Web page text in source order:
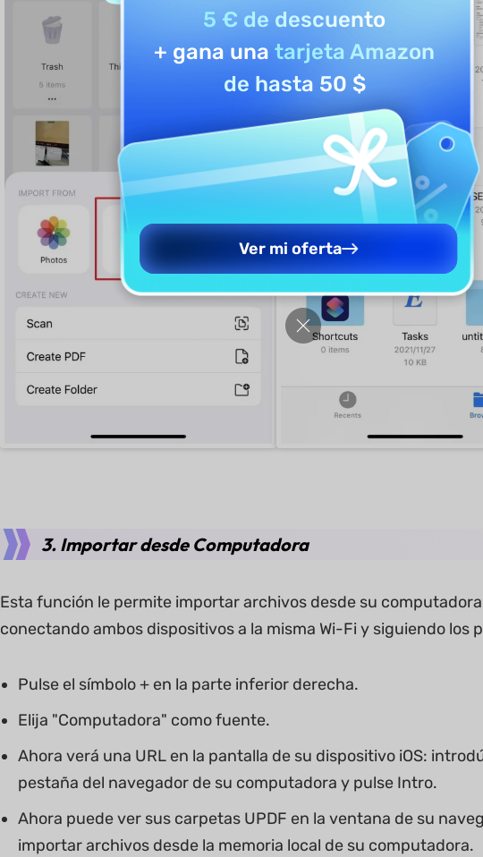
3. Importar desde Computadora
Esta función le permite importar archivos desde su
conectando ambos dispositivos a la misma Wi-Fi y siguiendo los
Pulse el símbolo + en la parte inferior derecha.
Elija "Computadora" como fuente.
Ahora verá una URL en la pantalla de su dispositivo iOS:
pestaña del navegador de su computadora y pulse Intro.
Ahora puede ver sus carpetas UPDF en la ventana de su
importar archivos desde la memoria local de su computadora.
5 € de descuento
+ gana unatarjeta Amazon
de hasta 50 $
Ver mi oferta